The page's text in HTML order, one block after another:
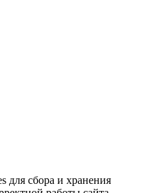
для сбора и хранения